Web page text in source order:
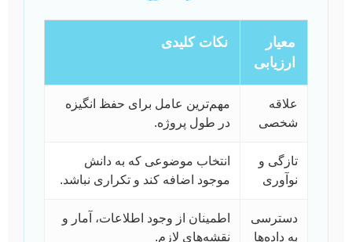
معیار
ارزیابی
نکات کلیدی
علاقه
شخصی
مهم‌ترین عامل برای حفظ انگیزه
در طول پروژه.
تازگی و
نوآوری
انتخاب موضوعی که به دانش
موجود اضافه کند و تکراری نباشد.
دسترسی
به داده‌ها
اطمینان از وجود اطلاعات، آمار و
نقشه‌های لازم.